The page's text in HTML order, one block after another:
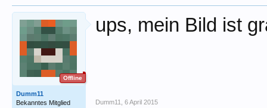
Offline
Dumm11
Bekanntes Mitglied
ups, mein Bild ist
Dumm11 6 April 2015